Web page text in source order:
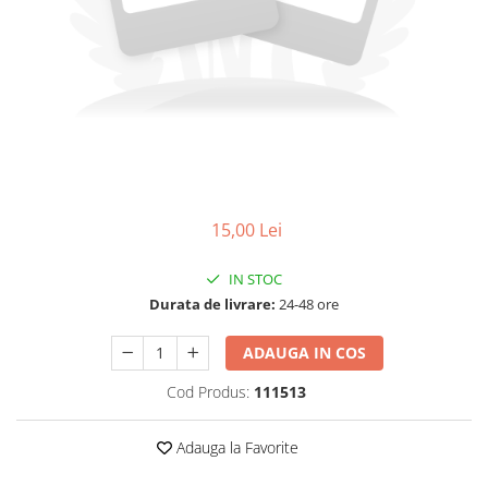
15,00 Lei
IN STOC
Durata de livrare: 24-48 ore
ADAUGA IN COS
Cod Produs: 111513
Adauga la Favorite